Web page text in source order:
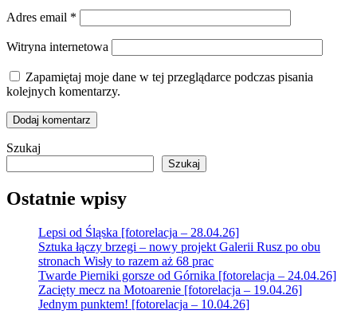
Adres email *
Witryna internetowa
Zapamiętaj moje dane w tej przeglądarce podczas pisania
kolejnych komentarzy.
Szukaj
Szukaj
Ostatnie wpisy
Lepsi od Śląska [fotorelacja – 28.04.26]
Sztuka łączy brzegi – nowy projekt Galerii Rusz po obu
stronach Wisły to razem aż 68 prac
Twarde Pierniki gorsze od Górnika [fotorelacja – 24.04.26]
Zacięty mecz na Motoarenie [fotorelacja – 19.04.26]
Jednym punktem! [fotorelacja – 10.04.26]